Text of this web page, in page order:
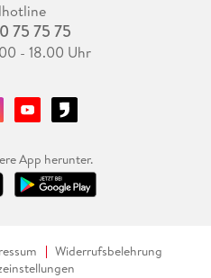
75 75 75
- 18.00 Uhr
App herunter.
Widerrufsbelehrung